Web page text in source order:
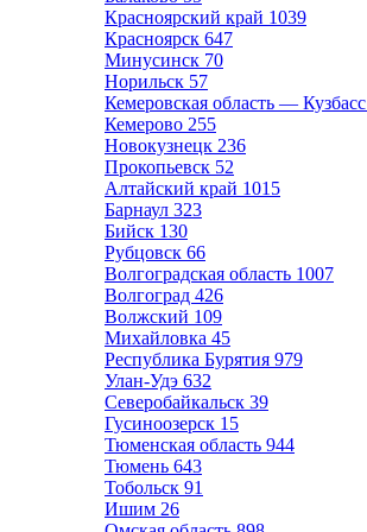
Красноярский край 1039
Красноярск 647
Минусинск 70
Норильск 57
Кемеровская область — Кузбасс
Кемерово 255
Новокузнецк 236
Прокопьевск 52
Алтайский край 1015
Барнаул 323
Бийск 130
Рубцовск 66
Волгоградская область 1007
Волгоград 426
Волжский 109
Михайловка 45
Республика Бурятия 979
Улан-Удэ 632
Северобайкальск 39
Гусиноозерск 15
Тюменская область 944
Тюмень 643
Тобольск 91
Ишим 26